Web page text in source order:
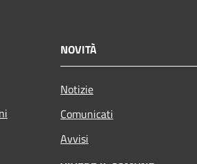
NOVITÀ
Notizie
Comunicati
Avvisi